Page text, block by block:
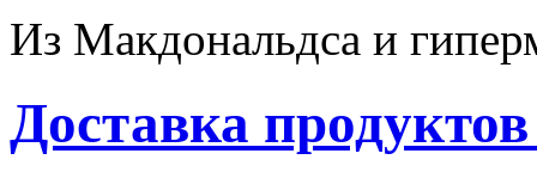
Из Макдональдса и
Доставка